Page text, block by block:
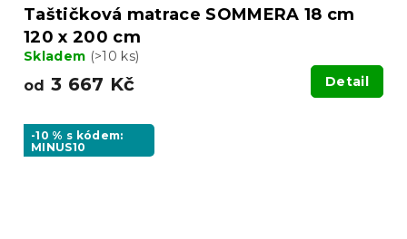
Taštičková matrace SOMMERA 18 cm
120 x 200 cm
Skladem (>10 ks)
od 3 667 Kč Detail
-10 % s kódem:
MINUS10